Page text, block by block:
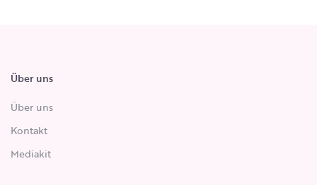
Über uns
Über uns
Kontakt
Mediakit